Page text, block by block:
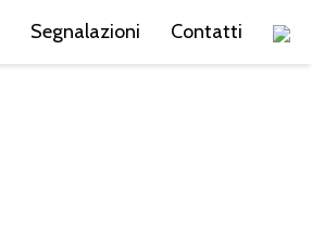
Segnalazioni Contatti